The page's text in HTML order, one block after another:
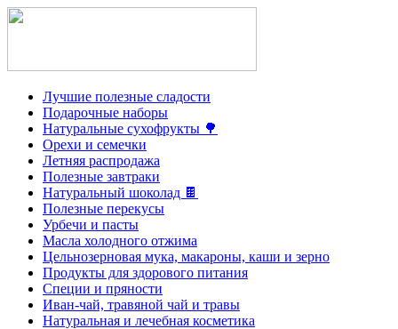
Лучшие полезные сладости
Подарочные наборы
Натуральные сухофрукты 🌳
Орехи и семечки
Летняя распродажа
Полезные завтраки
Натуральный шоколад 🍫
Полезные перекусы
Урбечи и пасты
Масла холодного отжима
Цельнозерновая мука, макароны, каши и зерно
Продукты для здорового питания
Специи и пряности
Иван-чай, травяной чай и травы
Натуральная и лечебная косметика